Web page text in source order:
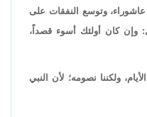
وتوسع النفقات على
وإن كان أولئك أسوء قصداً،
ولكننا نصومه؛ لأن النبي